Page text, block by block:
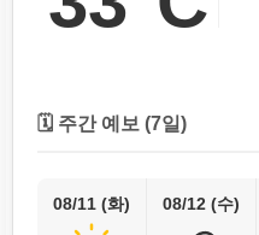
🗓️ 주간 예보 (7일)
08/11 (화) 08/12 (수)